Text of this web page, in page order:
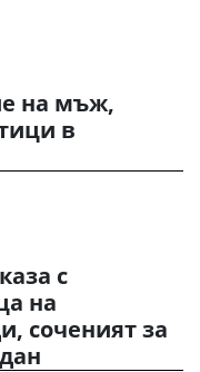
на мъж,
в
с
на
соченият за